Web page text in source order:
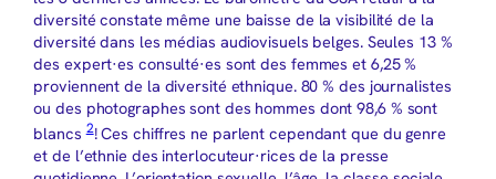
diversité constate même une baisse de la visibilité de la
diversité dans les médias audiovisuels belges. Seules 13 %
des expert·es consulté·es sont des femmes et 6,25 %
proviennent de la diversité ethnique. 80 % des journalistes
ou des photographes sont des hommes dont 98,6 % sont
blancs2! Ces chiffres ne parlent cependant que du genre
et de l’ethnie des interlocuteur·rices de la presse